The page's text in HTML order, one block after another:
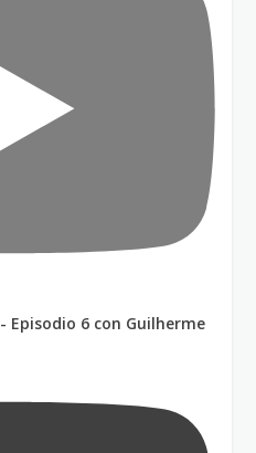
Episodio 6 con Guilherme